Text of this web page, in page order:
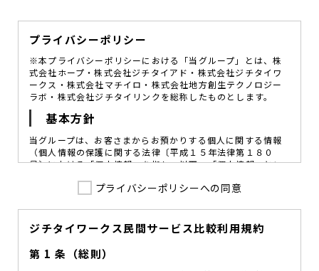
プライバシーポリシー
※本プライバシーポリシーにおける「当グループ」とは、株
式会社ホープ・株式会社ジチタイアド・株式会社ジチタイワ
ークス・株式会社マチイロ・株式会社地方創生テクノロジー
ラボ・株式会社ジチタイリンクを総称したものとします。
基本方針
当グループは、お客さまからお預かりする個人に関する情報
（個人情報の保護に関する法律〔平成１５年法律第１８０
号〕における「個人情報」を指し、以下、「個人情報」とい
図ることが、重要な社会的責務であると考えております。
を定め、役員及び従業員に個人情報保護の重要性の認識と取
組みを徹底させることによって、個人情報の適切な取り扱い
に努めてまいります。
プライバシーポリシーへの同意
ジチタイワークス民間サービス比較利用規約
第 1 条（総則）